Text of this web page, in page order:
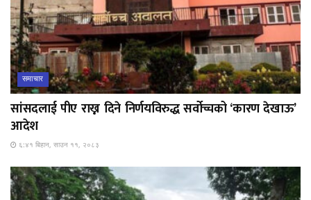
समाचार
सांसदलाई पीए राख्न दिने निर्णयविरुद्ध सर्वोच्चको ‘कारण देखाऊ’
आदेश
६:४१ बिहान, साउन ११, २०८३